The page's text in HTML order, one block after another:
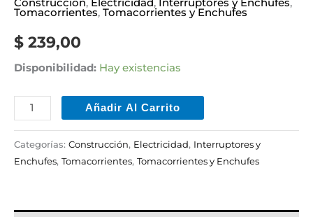
Construcción, Electricidad, Interruptores y Enchufes,
Tomacorrientes, Tomacorrientes y Enchufes
$ 239,00
Disponibilidad: Hay existencias
Añadir Al Carrito
Categorías: Construcción, Electricidad, Interruptores y
Enchufes, Tomacorrientes, Tomacorrientes y Enchufes